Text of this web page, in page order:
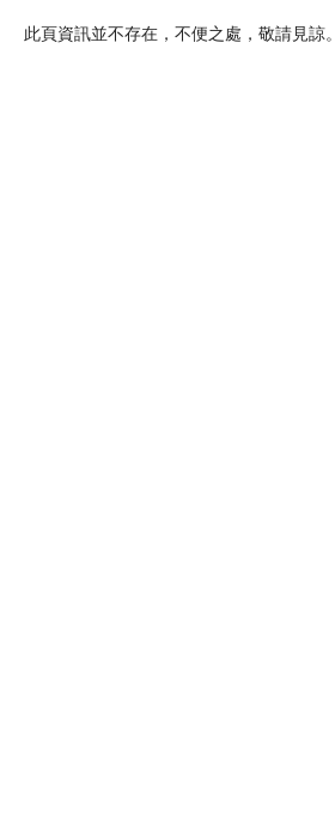
此頁資訊並不存在，不便之處，敬請見諒。